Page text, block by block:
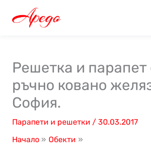
Решетка и парапет
ръчно ковано
София.
Парапети и решетки / 30.03.2017
Начало
Обекти